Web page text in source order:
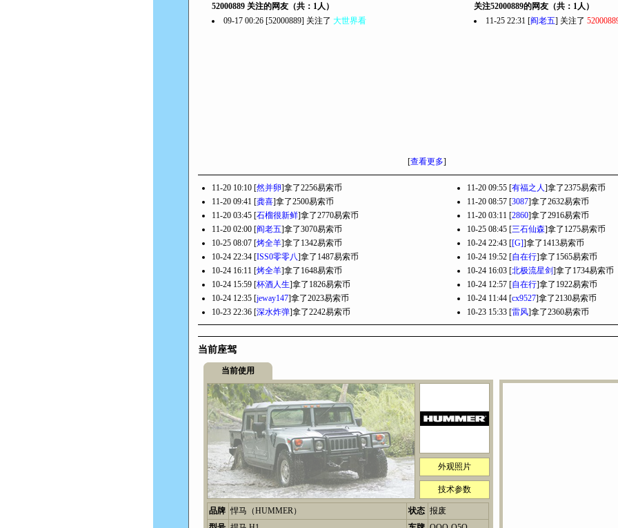
52000889 关注的网友（共：1人）
09-17 00:26 [52000889] 关注了 大世界看
[查看更多]
关注52000889的网友（共：1人）
11-25 22:31 [阎老五] 关注了
11-20 10:10 [然并卵]拿了2256易索币 11-20 09:55 [有福之人]拿了2375易索币
11-20 09:41 [龚喜]拿了2500易索币 11-20 08:57 [3087]拿了2632易索币
11-20 03:45 [石榴很新鲜]拿了2770易索币 11-20 03:11 [2860]拿了2916易索币
11-20 02:00 [阎老五]拿了3070易索币 10-25 08:45 [三石仙森]拿了1275易索币
10-25 08:07 [烤全羊]拿了1342易索币 10-24 22:43 [[G]]拿了1413易索币
10-24 22:34 [ISS0零零八]拿了1487易索币 10-24 19:52 [自在行]拿了1565易索币
10-24 16:11 [烤全羊]拿了1648易索币 10-24 16:03 [北极流星剑]拿了1734易索币
10-24 15:59 [杯酒人生]拿了1826易索币 10-24 12:57 [自在行]拿了1922易索币
10-24 12:35 [jeway147]拿了2023易索币 10-24 11:44 [cx9527]拿了2130易索币
10-23 22:36 [深水炸弹]拿了2242易索币 10-23 15:33 [雷风]拿了2360易索币
当前座驾
当前使用
外观照片
技术参数
品牌 悍马（HUMMER） 状态 报废